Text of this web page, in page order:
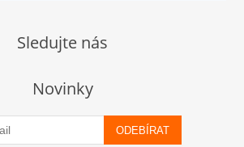
Sledujte nás
Novinky
ODEBÍRAT